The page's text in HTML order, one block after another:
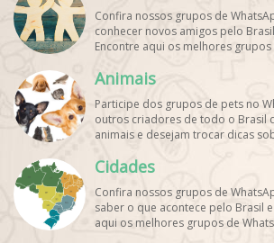
Confira nossos grupos de
conhecer novos amigos pelo
Encontre aqui os melhores
Animais
Participe dos grupos de pets no
outros criadores de todo o Brasil
animais e desejam trocar dicas
graça!
Cidades
Confira nossos grupos de
saber o que acontece pelo Brasil
aqui os melhores grupos de